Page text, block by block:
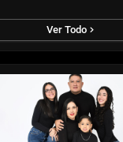
Ver Todo